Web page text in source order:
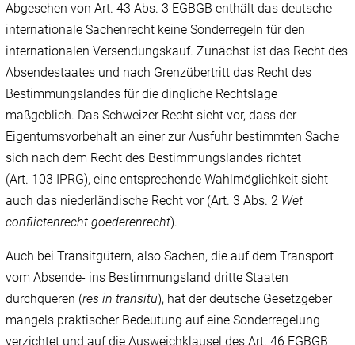
Abgesehen von Art. 43 Abs. 3 EGBGB enthält das deutsche
internationale Sachenrecht keine Sonderregeln für den
internationalen Versendungskauf. Zunächst ist das Recht des
Absendestaates und nach Grenzübertritt das Recht des
Bestimmungslandes für die dingliche Rechtslage
maßgeblich. Das Schweizer Recht sieht vor, dass der
Eigentumsvorbehalt an einer zur Ausfuhr bestimmten Sache
sich nach dem Recht des Bestimmungslandes richtet
(Art. 103 IPRG), eine entsprechende Wahlmöglichkeit sieht
auch das niederländische Recht vor (Art. 3 Abs. 2 Wet
conflictenrecht goederenrecht).
Auch bei Transitgütern, also Sachen, die auf dem Transport
vom Absende- ins Bestimmungsland dritte Staaten
durchqueren (res in transitu), hat der deutsche Gesetzgeber
mangels praktischer Bedeutung auf eine Sonderregelung
verzichtet und auf die Ausweichklausel des Art. 46 EGBGB